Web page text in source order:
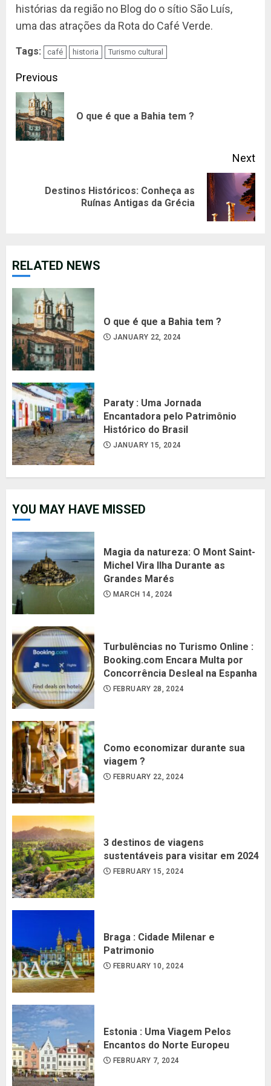
histórias da região no Blog do o sítio São Luís,
uma das atrações da Rota do Café Verde.
Tags: café historia Turismo cultural
Continue
Reading
Previous
O que é que a Bahia tem ?
Next
Destinos Históricos: Conheça as
Ruínas Antigas da Grécia
RELATED NEWS
O que é que a Bahia tem ?
JANUARY 22, 2024
Paraty : Uma Jornada
Encantadora pelo Patrimônio
Histórico do Brasil
JANUARY 15, 2024
YOU MAY HAVE MISSED
Magia da natureza: O Mont Saint-
Michel Vira Ilha Durante as
Grandes Marés
MARCH 14, 2024
Turbulências no Turismo Online :
Booking.com Encara Multa por
Concorrência Desleal na Espanha
FEBRUARY 28, 2024
Como economizar durante sua
viagem ?
FEBRUARY 22, 2024
3 destinos de viagens
sustentáveis para visitar em 2024
FEBRUARY 15, 2024
Braga : Cidade Milenar e
Patrimonio
FEBRUARY 10, 2024
Estonia : Uma Viagem Pelos
Encantos do Norte Europeu
FEBRUARY 7, 2024